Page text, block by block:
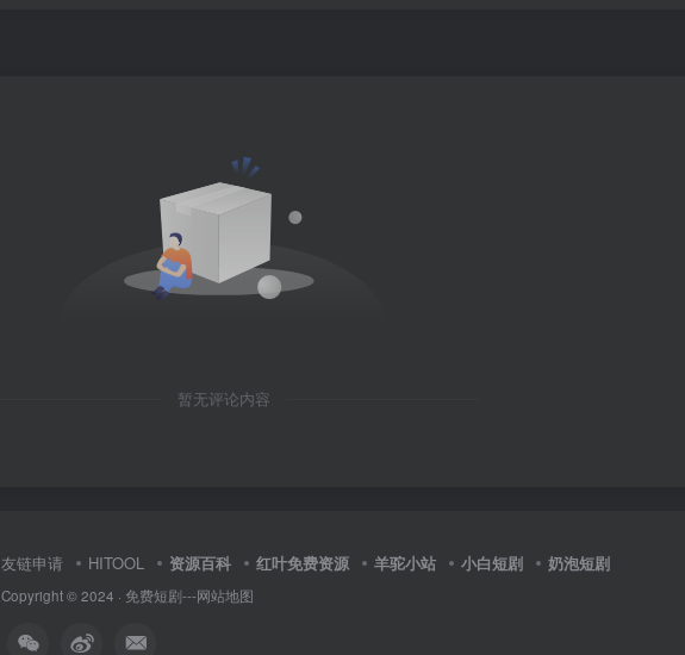
暂无评论内容
友链申请 HITOOL 资源百科 红叶免费资源 羊驼小站 小白短剧 奶泡短剧
Copyright © 2024 · 免费短剧---网站地图